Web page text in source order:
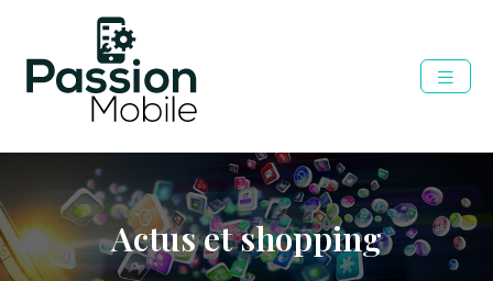
Actus et shopping